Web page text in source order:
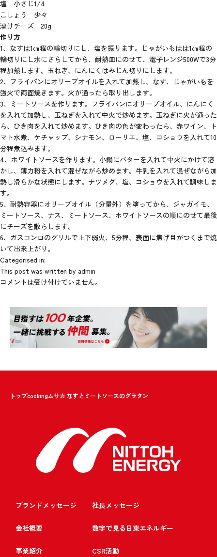
塩 小さじ1/4
こしょう 少々
溶けチーズ 20g
作り方
1、なすは1㎝程の輪切りにし、塩を振ります。じゃがいもはは1㎝程の
輪切りにし水にさらしてから、耐熱皿にのせて、電子レンジ500Wで3分
程加熱します。玉ねぎ、にんにくはみじん切りにします。
2、フライパンにオリーブオイルを入れて加熱し、なす、じゃがいもを
強火で両面焼きます。火が通ったら取り出します。
3、ミートソースを作ります。フライパンにオリーブオイル、にんにく
を入れて加熱し、玉ねぎを入れて中火で炒めます。玉ねぎに火が通った
ら、ひき肉を入れて炒めます。ひき肉の色が変わったら、赤ワイン、ト
マト水煮、ケチャップ、シナモン、ローリエ、塩、コショウを入れて10
分程煮込みます。
4、ホワイトソースを作ります。小鍋にバターを入れて中火にかけて溶
かし、薄力粉を入れて混ぜながら炒めます。牛乳を入れて混ぜながら加
熱し滑らかな状態にします。ナツメグ、塩、コショウを入れて調味しま
す。
5、耐熱容器にオリーブオイル（分量外）を塗ってから、ジャガイモ、
ミートソース、ナス、ミートソース、ホワイトソースの順にのせて最後
にチーズを散らします。
6、ガスコンロのグリルで上下弱火、5分程、表面に焦げ目がつくまで焼
いて出来上がり。
Categorised in:
This post was written by admin
コメントは受け付けていません。
トップcookingムサカ なすとミートソースのグラタン
ブランドメッセージ 社長メッセージ
会社概要 数字で見る日東エネルギー
事業紹介 CSR活動